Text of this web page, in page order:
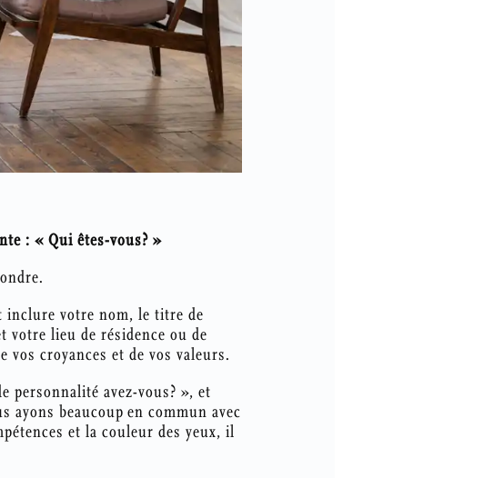
: « Qui êtes-vous? »
inclure votre nom, le titre de
votre lieu de résidence ou de
croyances et de vos valeurs.
personnalité avez-vous? », et
beaucoup en commun avec
et la couleur des yeux, il